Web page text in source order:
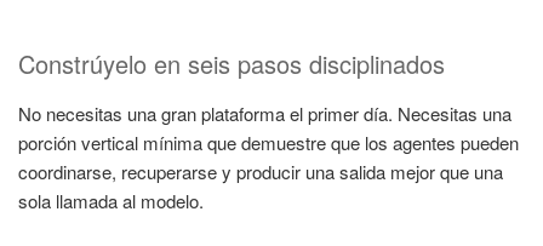
Constrúyelo en seis pasos disciplinados
No necesitas una gran plataforma el primer día. Necesitas una
porción vertical mínima que demuestre que los agentes pueden
coordinarse, recuperarse y producir una salida mejor que una
sola llamada al modelo.